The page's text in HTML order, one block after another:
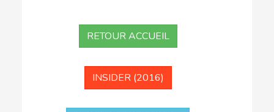
RETOUR ACCUEIL
INSIDER (2016)